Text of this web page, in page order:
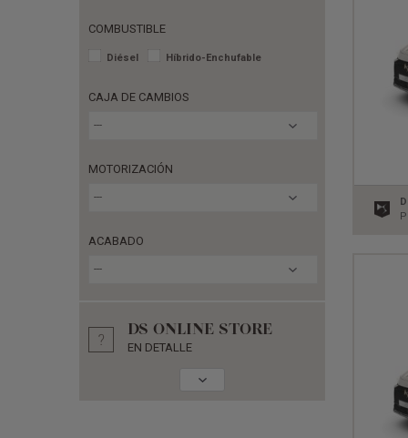
COMBUSTIBLE
Diésel Híbrido-Enchufable
CAJA DE CAMBIOS
---
MOTORIZACIÓN
---
ACABADO
---
DS ONLINE STORE
EN DETALLE